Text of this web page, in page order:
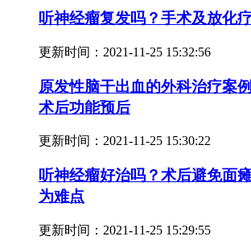
听神经瘤复发吗？手术及放化
更新时间： 2021-11-25 15:32:56
原发性脑干出血的外科治疗案
术后功能预后
更新时间： 2021-11-25 15:30:22
听神经瘤好治吗？术后避免面
为难点
更新时间： 2021-11-25 15:29:55